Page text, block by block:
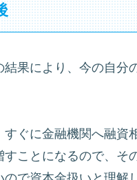
結果により、今の自分
すぐに金融機関へ融資
すことになるので、そ